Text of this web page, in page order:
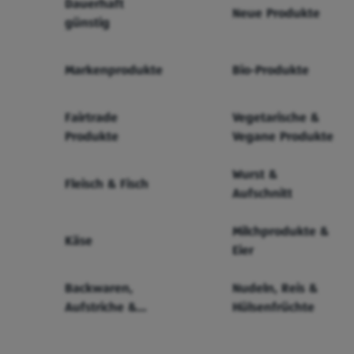
günstig
Neue Produkte
Markenprodukte Bio-Produkte
Fairtrade
Produkte
Vegetarische &
Vegane Produkte
Fleisch & Fisch
Wurst &
Aufschnitt
Käse
Milchprodukte &
Eier
Backwaren,
Aufstriche &
Nudeln, Reis &
Hülsenfrüchte